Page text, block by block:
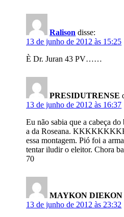
Ralison disse:
13 de junho de 2012 às 15:25
È Dr. Juran 43 PV……
PRESIDUTRENSE
13 de junho de 2012 às 16:37
Eu não sabia que a cabeça
a da Roseana.
essa montagem. Pió foi a
tentar iludir o eleitor. Chora
70
MAYKON DIEKON
13 de junho de 2012 às 23:32